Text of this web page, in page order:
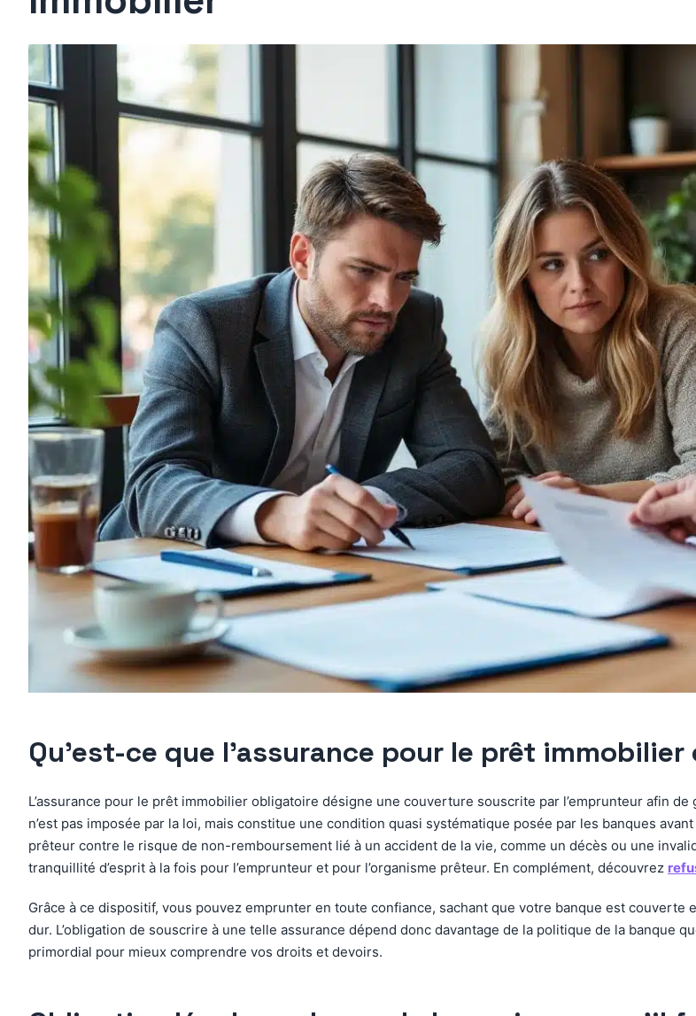
Qu’est-ce que l’assurance pour le prêt
L’assurance pour le prêt immobilier obligatoire désigne une couverture souscrite par l’emprunteur afin
n’est pas imposée par la loi, mais constitue une condition quasi systématique posée par les banques
prêteur contre le risque de non-remboursement lié à un accident de la vie, comme un décès ou une
tranquillité d’esprit à la fois pour l’emprunteur et pour l’organisme prêteur. En complément, découvrez
Grâce à ce dispositif, vous pouvez emprunter en toute confiance, sachant que votre banque est
dur. L’obligation de souscrire à une telle assurance dépend donc davantage de la politique de la banque
primordial pour mieux comprendre vos droits et devoirs.